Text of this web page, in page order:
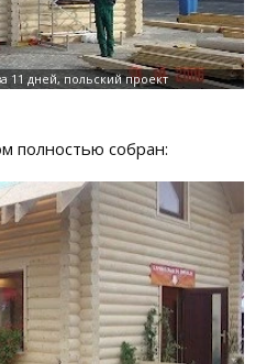
полностью собран: